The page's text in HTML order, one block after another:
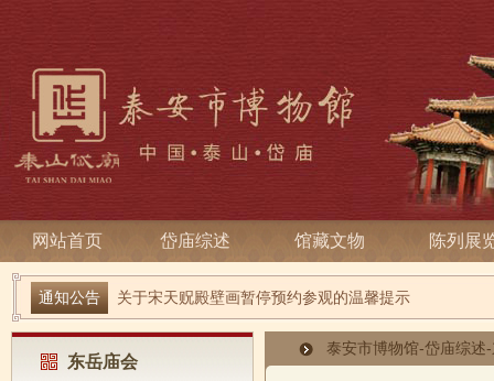
网站首页 岱庙综述 馆藏文物 陈列展
通知公告
端午寻古趣 雅俗话安康| 岱庙2026端午节系列活动
东岳庙会
泰安市博物馆-岱庙综述-